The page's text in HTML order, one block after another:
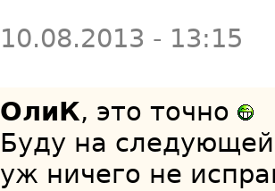
10.08.2013 - 13:15
ОлиК, это точно
Буду на
уж ничего не